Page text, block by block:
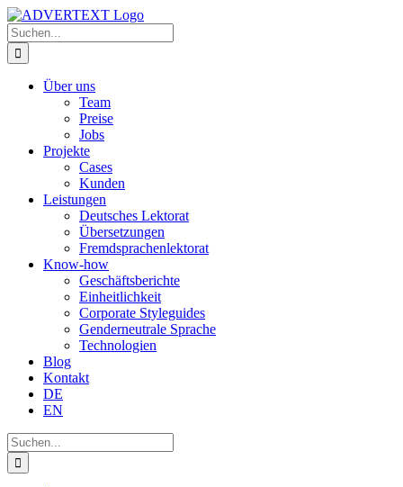
Zum
Inhalt
springen
Suche
nach:
Über uns
Team
Preise
Jobs
Projekte
Cases
Kunden
Leistungen
Deutsches Lektorat
Übersetzungen
Fremdsprachenlektorat
Know-how
Geschäftsberichte
Einheitlichkeit
Corporate Styleguides
Genderneutrale Sprache
Technologien
Blog
Kontakt
DE
EN
Suche
nach: